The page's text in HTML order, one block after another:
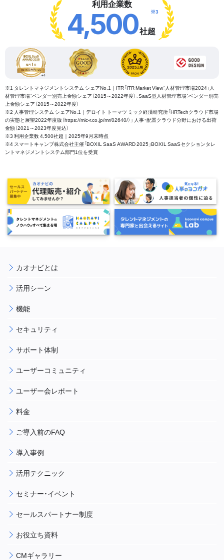
利用企業数
4,500社超
※3
※1 タレントマネジメントシステム シェアNo.1｜ITR「ITR Market View：人材管理市場2024」人
材管理市場：ベンダー別売上金額シェア（2015～2022年度）、SaaS型人材管理市場：ベンダー別売
上金額シェア（2015～2022年度）
※2 人事管理システム シェアNo.1｜デロイト トーマツ ミック経済研究所「HRTechクラウド市場
の実態と展望2022年度版（https://mic-r.co.jp/mr/02640/）」 人事・配置クラウド分野における出荷
金額（2021～2023年度見込）
※3 利用企業数 4,500社超｜2025年9月末時点
※4 スマートキャンプ株式会社主催「BOXIL SaaS AWARD 2025」BOXIL SaaSセクションタレ
ントマネジメントシステム部門1位を受賞
カオナビとは
活用シーン
機能
セキュリティ
サポート体制
ユーザーコミュニティ
ユーザー会レポート
料金
ご導入前のFAQ
導入事例
活用テクニック
セミナー・イベント
セールスパートナー制度
お役立ち資料
CMギャラリー